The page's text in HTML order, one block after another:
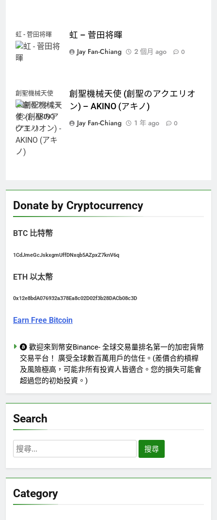
虹 - 菅田将暉
虹 – 菅田将暉
Jay Fan-Chiang
2 個月 ago 0
創聖機械天使
(創聖のアクエリ
オン) - AKINO
(アキノ)
創聖機械天使 (創聖のアクエリオ
ン) – AKINO (アキノ)
Jay Fan-Chiang
1 年 ago 0
Donate by Cryptocurrency
BTC 比特幣
1CdJmeGcJskxgmUffDNxqb5AZpxZ7knV6q
ETH 以太幣
0x12e8bdA076932a378Ea8c02D02f3b28DACb08c3D
Earn Free Bitcoin
歡迎來到幣安Binance- 全球交易量排名第一的加密貨幣
交易平台！ 廣受全球數百萬用戶的信任。(差價合約槓桿
及風險極高，可能非所有投資人皆適合。您的損失可能會
超過您的初始投資。)
Search
搜
尋
字:
Category